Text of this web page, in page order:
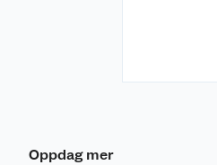
Oppdag mer